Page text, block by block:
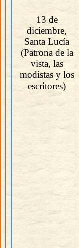
13 de
diciembre,
Santa Lucía
(Patrona de la
vista, las
modistas y los
escritores)